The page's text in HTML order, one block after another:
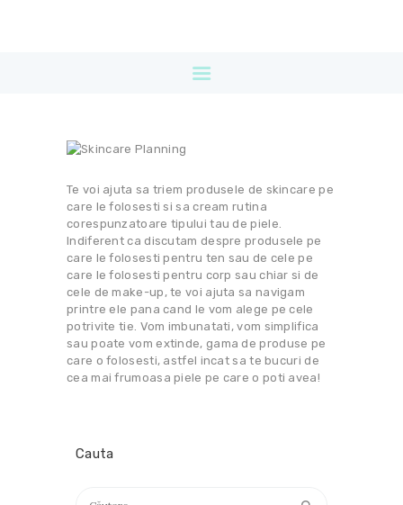
CONTACT
Te voi ajuta sa triem produsele de skincare pe
care le folosesti si sa cream rutina
corespunzatoare tipului tau de piele.
Indiferent ca discutam despre produsele pe
care le folosesti pentru ten sau de cele pe
care le folosesti pentru corp sau chiar si de
cele de make-up, te voi ajuta sa navigam
printre ele pana cand le vom alege pe cele
potrivite tie. Vom imbunatati, vom simplifica
sau poate vom extinde, gama de produse pe
care o folosesti, astfel incat sa te bucuri de
cea mai frumoasa piele pe care o poti avea!
Cauta